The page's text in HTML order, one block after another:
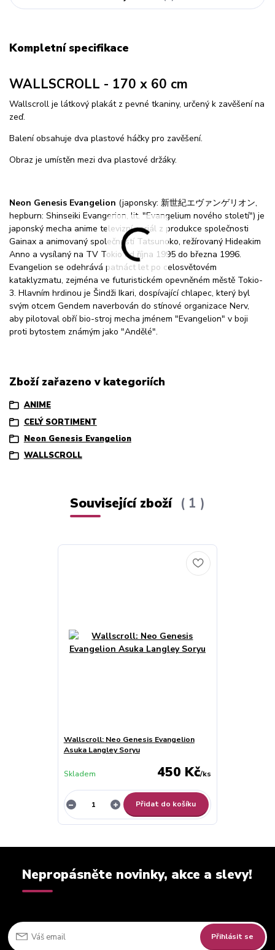
Kompletní specifikace
WALLSCROLL - 170 x 60 cm
Wallscroll je látkový plakát z pevné tkaniny, určený k zavěšení na
zeď.
Balení obsahuje dva plastové háčky pro zavěšení.
Obraz je umístěn mezi dva plastové držáky.
Neon Genesis Evangelion (japonsky: 新世紀エヴァンゲリオン,
hepburn: Shinseiki Evangerion, lit. "Evangelium nového století") je
japonský mecha anime televizní seriál z produkce společnosti
Gainax a animovaný společností Tatsunoko, režírovaný Hideakim
Anno a vysílaný na TV Tokio od října 1995 do března 1996.
Evangelion se odehrává patnáct let po celosvětovém
kataklyzmatu, zejména ve futuristickém opevněném městě Tokio-
3. Hlavním hrdinou je Šindži Ikari, dospívající chlapec, který byl
svým otcem Gendem naverbován do stínové organizace Nerv,
aby pilotoval obří bio-stroj mecha jménem "Evangelion" v boji
proti bytostem známým jako "Andělé".
Zboží zařazeno v kategoriích
ANIME
CELÝ SORTIMENT
Neon Genesis Evangelion
WALLSCROLL
Související zboží 1
Wallscroll: Neo Genesis Evangelion
Asuka Langley Soryu
450 Kč/ks
Skladem
Přidat do košíku
Nepropásněte novinky, akce a slevy!
Přihlásit se